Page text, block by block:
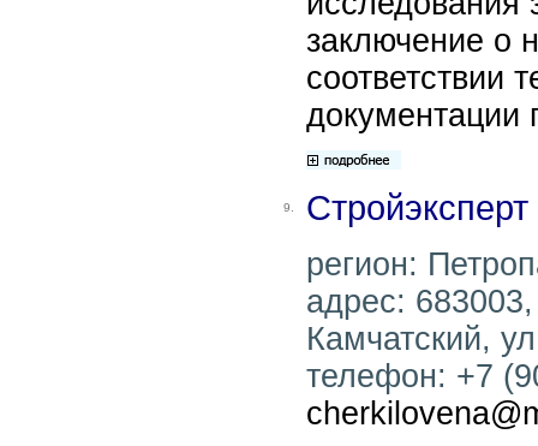
заключение о
соответствии
документации
9.
регион:
адрес:
Камчатский,
телефон: +7